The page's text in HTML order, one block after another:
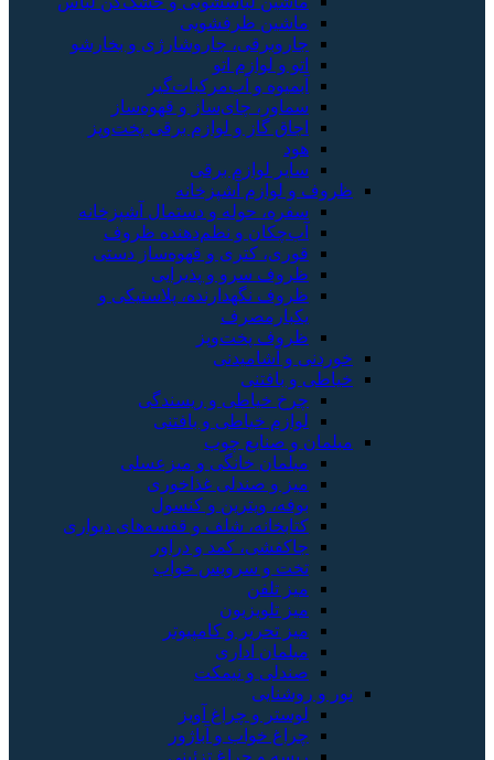
ماشین ظرفشویی
جاروبرقی، جاروشارژی و بخارشو
اتو و لوازم اتو
آبمیوه و آب‌مرکبات‌گیر
سماور، چای‌ساز و قهوه‌ساز
اجاق گاز و لوازم برقی پخت‌وپز
هود
سایر لوازم برقی
ظروف و لوازم آشپزخانه
سفره، حوله و دستمال آشپزخانه
آب‌چکان و نظم‌دهنده ظروف
قوری، کتری و قهوه‌ساز دستی
ظروف سرو و پذیرایی
ظروف نگهدارنده، پلاستیکی و
یکبارمصرف
ظروف پخت‌وپز
خوردنی و آشامیدنی
خیاطی و بافتنی
چرخ خیاطی و ریسندگی
لوازم خیاطی و بافتنی
مبلمان و صنایع چوب
مبلمان خانگی و میزعسلی
میز و صندلی غذاخوری
بوفه، ویترین و کنسول
کتابخانه، شلف و قفسه‌های دیواری
جاکفشی، کمد و دراور
تخت و سرویس خواب
میز تلفن
میز تلویزیون
میز تحریر و کامپیوتر
مبلمان اداری
صندلی و نیمکت
نور و روشنایی
لوستر و چراغ آویز
چراغ خواب و آباژور